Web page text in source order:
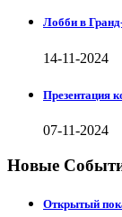
Лобби в
14-11-2024
Презентация
07-11-2024
Новые
Открытый